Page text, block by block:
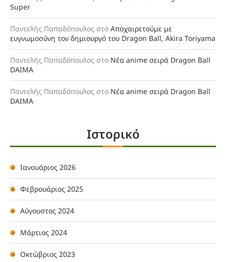
Super
Παντελής Παπαδόπουλος στο Αποχαιρετούμε με
ευγνωμοσύνη τον δημιουργό του Dragon Ball, Akira Toriyama
Παντελής Παπαδόπουλος στο Νέα anime σειρά Dragon Ball
DAIMA
Παντελής Παπαδόπουλος στο Νέα anime σειρά Dragon Ball
DAIMA
Ιστορικό
Ιανουάριος 2026
Φεβρουάριος 2025
Αύγουστος 2024
Μάρτιος 2024
Οκτώβριος 2023